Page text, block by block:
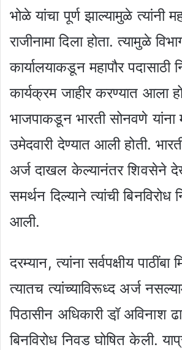
भोळे यांचा पूर्ण झाल्यामुळे त्यांनी
राजीनामा दिला होता. त्यामुळे
कार्यालयाकडून महापौर
कार्यक्रम जाहीर करण्यात आला
भाजपाकडून भारती सोनवणे यांना
उमेदवारी देण्यात आली होती.
अर्ज दाखल केल्यानंतर शिवसेने
समर्थन दिल्याने त्यांची
आली.
दरम्यान, त्यांना सर्वपक्षीय
त्यातच त्यांच्याविरूध्द अर्ज
पिठासीन अधिकारी डॉ़ अविनाश
बिनविरोध निवड घोषित केली.